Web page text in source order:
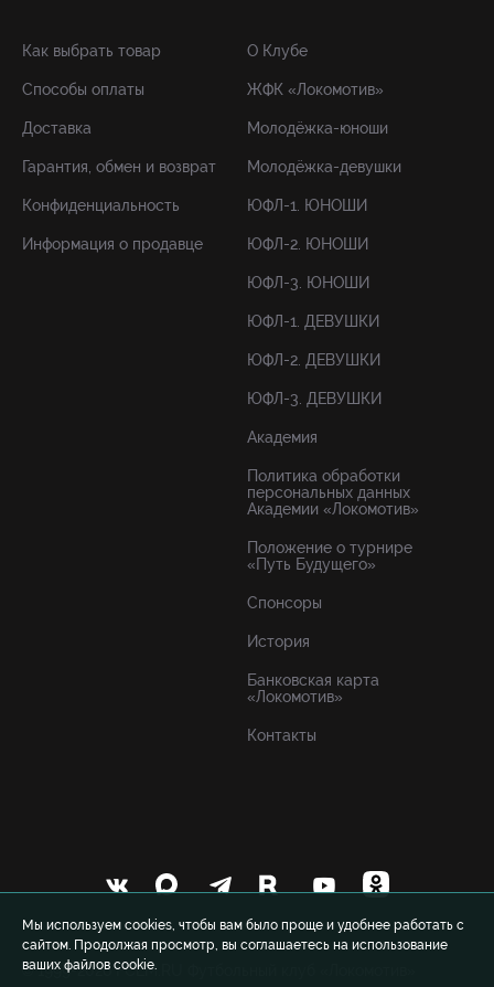
Мы используем cookies, чтобы вам было проще и удобнее работать с
сайтом. Продолжая просмотр, вы соглашаетесь на использование
ваших файлов cookie.
Как выбрать товар
Способы оплаты
Доставка
Гарантия, обмен и возврат
Конфиденциальность
Информация о продавце
О Клубе
ЖФК «Локомотив»
Молодёжка-юноши
Молодёжка-девушки
ЮФЛ-1. ЮНОШИ
ЮФЛ-2. ЮНОШИ
ЮФЛ-3. ЮНОШИ
ЮФЛ-1. ДЕВУШКИ
ЮФЛ-2. ДЕВУШКИ
ЮФЛ-3. ДЕВУШКИ
Академия
Политика обработки
персональных данных
Академии «Локомотив»
Положение о турнире
«Путь Будущего»
Спонсоры
История
Банковская карта
«Локомотив»
Контакты
© 1999-2026 FCLM.RU Футбольный клуб «Локомотив»